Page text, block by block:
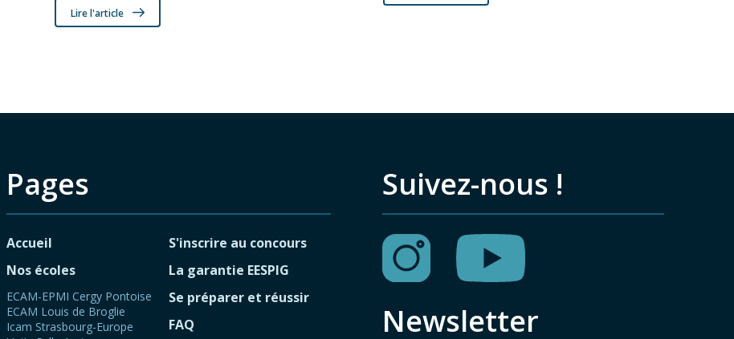
Lire l'article
Pages
Accueil
Nos écoles
ECAM-EPMI Cergy Pontoise
ECAM Louis de Broglie
Icam Strasbourg-Europe
S'inscrire au concours
La garantie EESPIG
Se préparer et réussir
FAQ
Suivez-nous !
Newsletter